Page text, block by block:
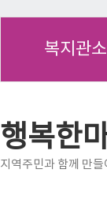
복지관
행복한
지역주민과 함께 만